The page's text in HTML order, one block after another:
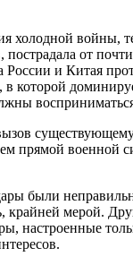
холодной войны,
от почти
и Китая
которой
восприниматься
прямой военной
были
крайней мерой.
настроенные